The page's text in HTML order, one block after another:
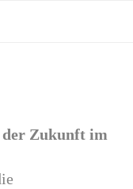
Zukunft im